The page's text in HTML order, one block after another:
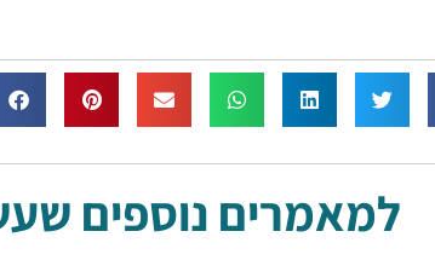
למאמרים נוספים